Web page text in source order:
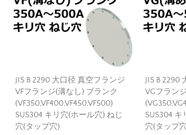
JIS B 2290 大口径 真空フランジ
VFフランジ(溝なし) ブランク
(VF350,VF400,VF450,VF500)
SUS304 キリ穴(ホール穴) ねじ
穴(タップ穴)
JIS B
VGフラン
SUS304 キ
穴(タップ